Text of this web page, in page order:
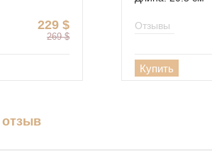
229 $
269 $
Отзывы
Купить